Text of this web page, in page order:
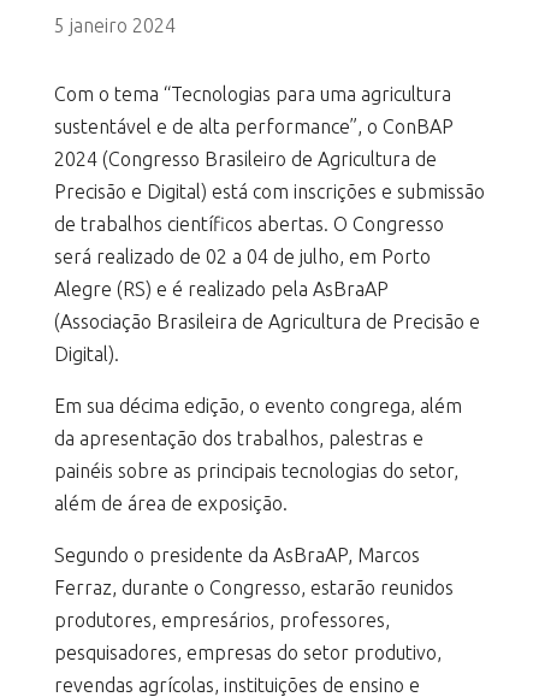
5 janeiro 2024
Com o tema “Tecnologias para uma agricultura
sustentável e de alta performance”, o ConBAP
2024 (Congresso Brasileiro de Agricultura de
Precisão e Digital) está com inscrições e submissão
de trabalhos científicos abertas. O Congresso
será realizado de 02 a 04 de julho, em Porto
Alegre (RS) e é realizado pela AsBraAP
(Associação Brasileira de Agricultura de Precisão e
Digital).
Em sua décima edição, o evento congrega, além
da apresentação dos trabalhos, palestras e
painéis sobre as principais tecnologias do setor,
além de área de exposição.
Segundo o presidente da AsBraAP, Marcos
Ferraz, durante o Congresso, estarão reunidos
produtores, empresários, professores,
pesquisadores, empresas do setor produtivo,
revendas agrícolas, instituições de ensino e